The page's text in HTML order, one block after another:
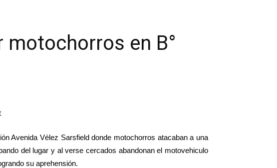
en B°
Avenida Vélez Sarsfield donde motochorros atacaban a una
del lugar y al verse cercados abandonan el motovehiculo
su aprehensión.